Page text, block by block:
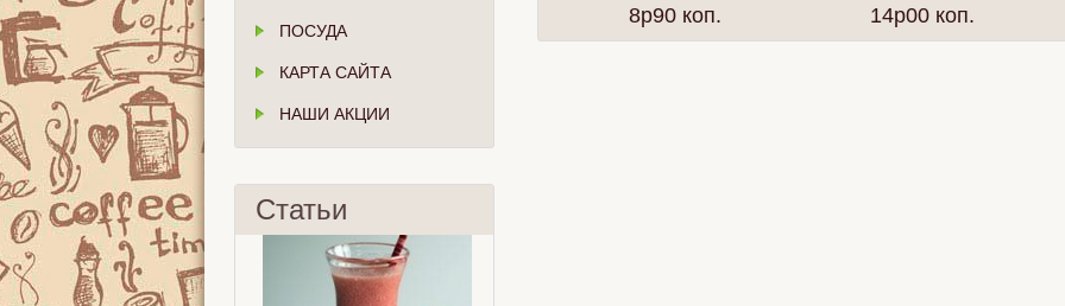
ПОСУДА
КАРТА САЙТА
НАШИ АКЦИИ
Статьи
8p90 коп. 14p00 коп.